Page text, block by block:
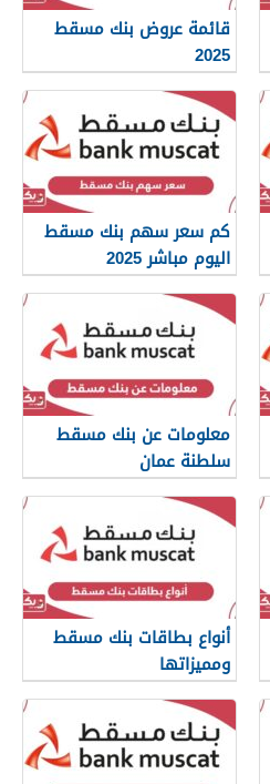
قائمة عروض بنك مسقط
2025
كم سعر سهم بنك مسقط
اليوم مباشر 2025
معلومات عن بنك مسقط
سلطنة عمان
أنواع بطاقات بنك مسقط
ومميزاتها